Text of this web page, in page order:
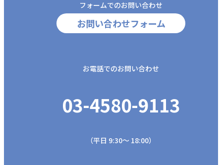
フォームでのお問い合わせ
お問い合わせフォーム
お電話でのお問い合わせ
03-4580-9113
（平日 9:30～ 18:00）